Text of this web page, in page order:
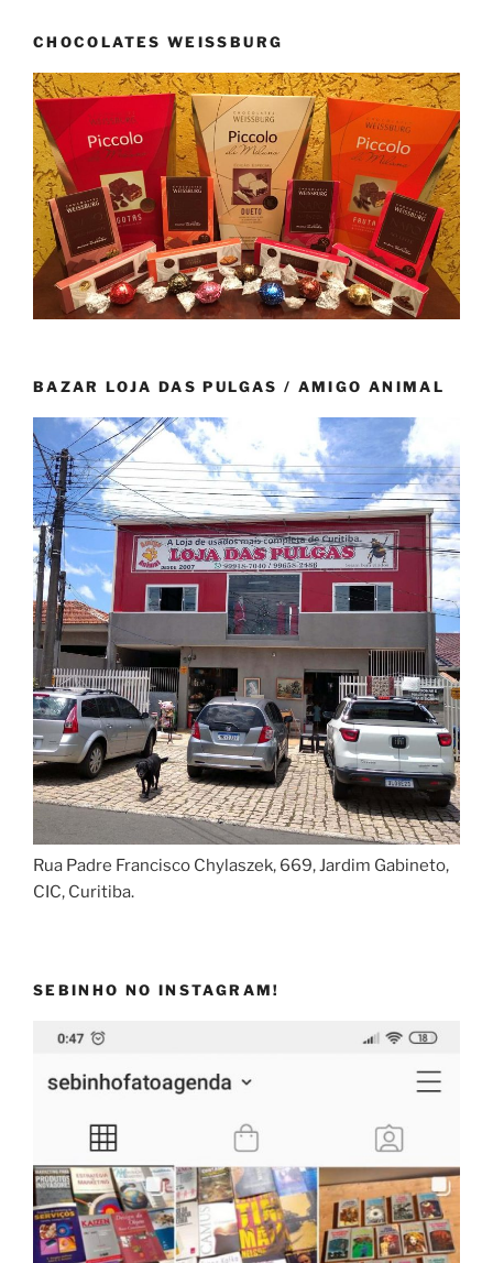
CHOCOLATES WEISSBURG
BAZAR LOJA DAS PULGAS / AMIGO ANIMAL
Rua Padre Francisco Chylaszek, 669, Jardim Gabineto,
CIC, Curitiba.
SEBINHO NO INSTAGRAM!